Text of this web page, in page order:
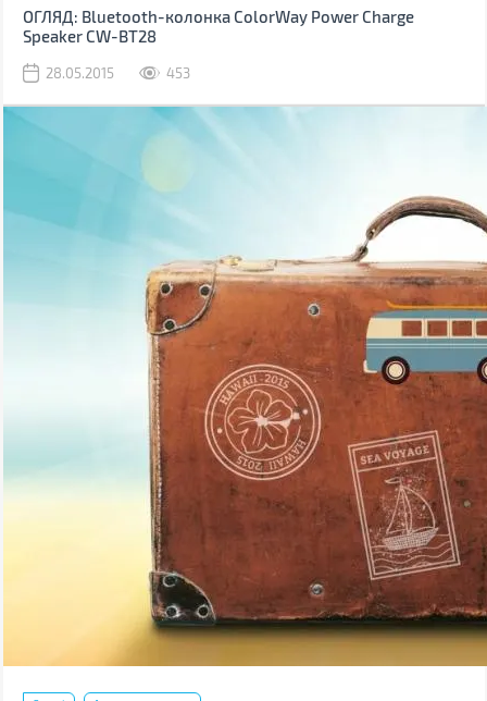
ОГЛЯД: Bluetooth-колонка ColorWay Power Charge
Speaker CW-BT28
28.05.2015 453